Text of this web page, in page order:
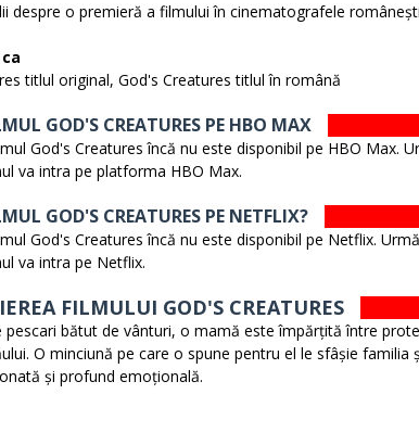
despre o premieră a filmului în cinematografele românești
titlul original, God's Creatures titlul în română
GOD'S CREATURES PE HBO MAX
God's Creatures încă nu este disponibil pe HBO Max.
va intra pe platforma HBO Max.
GOD'S CREATURES PE NETFLIX?
God's Creatures încă nu este disponibil pe Netflix.
va intra pe Netflix.
FILMULUI GOD'S CREATURES
pescari bătut de vânturi, o mamă este împărțită între
O minciună pe care o spune pentru el le sfâșie
și profund emoțională.